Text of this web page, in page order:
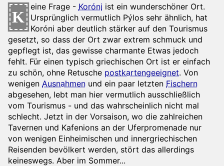
K
eine Frage - Koróni ist ein wunderschöner Ort.
Ursprünglich vermutlich Pýlos sehr ähnlich, hat
Koróni aber deutlich stärker auf den Tourismus
gesetzt, so dass der Ort zwar extrem schmuck und
gepflegt ist, das gewisse charmante Etwas jedoch
fehlt. Für einen typisch griechischen Ort ist er einfach
zu schön, ohne Retusche postkartengeeignet. Von
wenigen Ausnahmen und ein paar letzten Fischern
abgesehen, lebt man hier vermutlich ausschließlich
vom Tourismus - und das wahrscheinlich nicht mal
schlecht. Jetzt in der Vorsaison, wo die zahlreichen
Tavernen und Kafenions an der Uferpromenade nur
von wenigen Einheimischen und innergriechischen
Reisenden bevölkert werden, stört das allerdings
keineswegs. Aber im Sommer...